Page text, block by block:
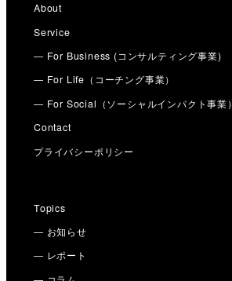
About
Service
― For Business (コンサルティング事業)
― For Life（コーチング事業）
― For Social（ソーシャルインパクト事業）
Contact
プライバシーポリシー
Topics
― お知らせ
― レポート